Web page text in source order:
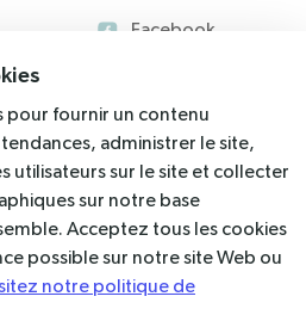
Facebook
Rajol, 34130 Mauguio
pour fournir un contenu
administrer le site,
utilisateurs sur le site et collecter
sur notre base
Acceptez tous les cookies
possible sur notre site Web ou
notre politique de